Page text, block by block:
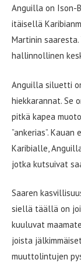
Anguilla on Ison-
itäisellä
Martinin
hallinnollinen
Anguilla siluetti
hiekkarannat. Se
pitkä kapea
”ankerias”.
Karibialle,
jotka kutsuivat
Saaren
siellä täällä on
kuuluvat
joista
muuttolintujen